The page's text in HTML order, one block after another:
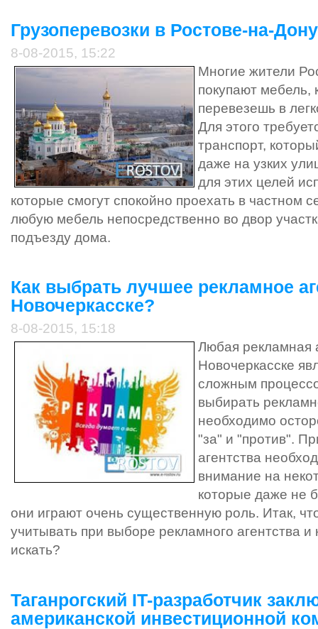
Грузоперевозки в Ростове-на-Дону
8-08-2015, 15:22
Многие жители
покупают мебель,
перевезешь в
Для этого
транспорт,
даже на узких
для этих целей
которые смогут спокойно проехать в частном
любую мебель непосредственно во двор
подъезду дома.
Как выбрать лучшее рекламное
Новочеркасске?
8-08-2015, 15:18
Любая рекламная
Новочеркасске
сложным
выбирать
необходимо
"за" и "против".
агентства
внимание на
которые даже не
они играют очень существенную роль. Итак,
учитывать при выборе рекламного агентства и
искать?
Таганрогский IT-разработчик
американской инвестиционной